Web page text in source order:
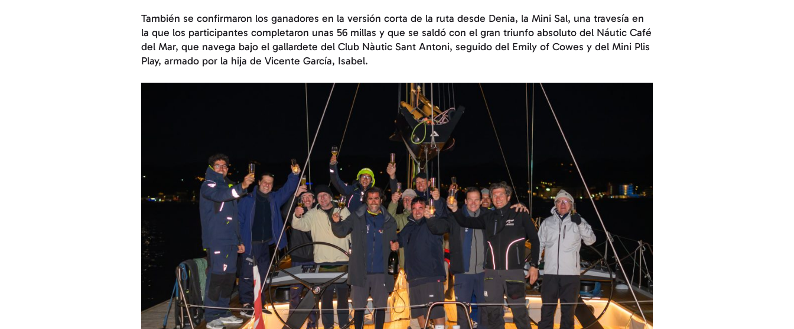
También se confirmaron los ganadores en la versión corta de la ruta desde Denia, la Mini Sal, una travesía en
la que los participantes completaron unas 56 millas y que se saldó con el gran triunfo absoluto del Náutic Café
del Mar, que navega bajo el gallardete del Club Nàutic Sant Antoni, seguido del Emily of Cowes y del Mini Plis
Play, armado por la hija de Vicente García, Isabel.